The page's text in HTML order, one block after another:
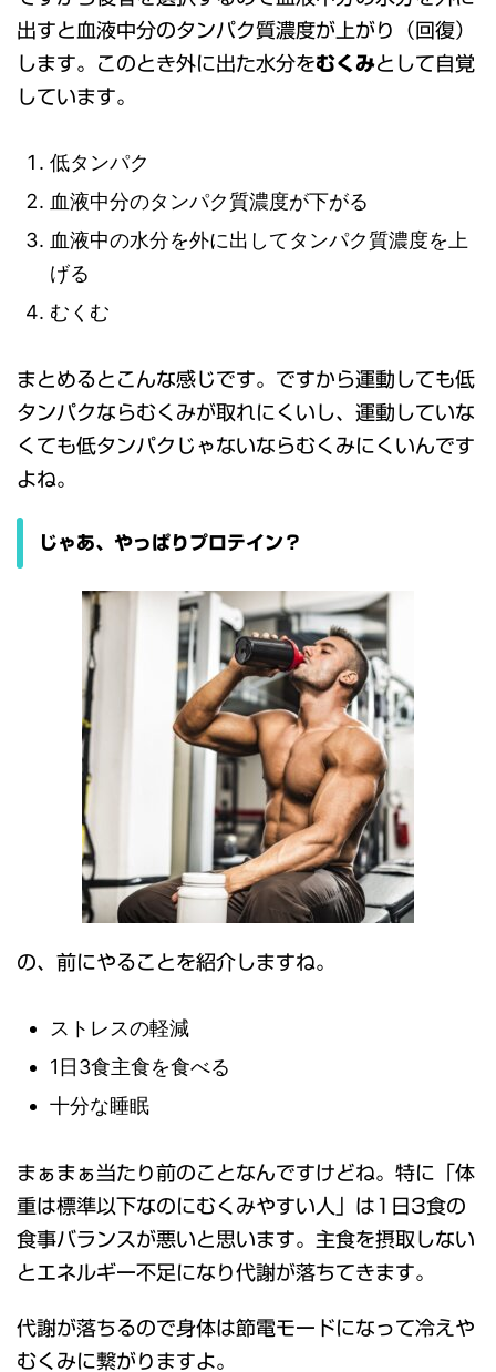
出すと血液中分のタンパク質濃度が上がり（回復）
します。このとき外に出た水分をむくみとして自覚
しています。
低タンパク
血液中分のタンパク質濃度が下がる
血液中の水分を外に出してタンパク質濃度を上
げる
むくむ
まとめるとこんな感じです。ですから運動しても低
タンパクならむくみが取れにくいし、運動していな
くても低タンパクじゃないならむくみにくいんです
よね。
じゃあ、やっぱりプロテイン？
の、前にやることを紹介しますね。
ストレスの軽減
1日3食主食を食べる
十分な睡眠
まぁまぁ当たり前のことなんですけどね。特に「体
重は標準以下なのにむくみやすい人」は1日3食の
食事バランスが悪いと思います。主食を摂取しない
とエネルギー不足になり代謝が落ちてきます。
代謝が落ちるので身体は節電モードになって冷えや
むくみに繋がりますよ。